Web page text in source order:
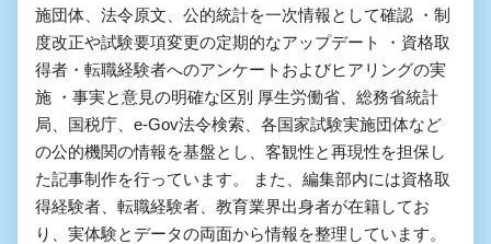
施団体、法令原文、公的統計を一次情報として確認 ・制
度改正や試験要項変更の定期的なアップデート ・資格取
得者・転職経験者へのアンケートおよびヒアリングの実
施 ・事実と意見の明確な区別 厚生労働省、総務省統計
局、国税庁、e-Gov法令検索、各国家試験実施団体など
の公的機関の情報を基盤とし、客観性と再現性を担保し
た記事制作を行っています。 また、編集部内には資格取
得経験者、転職経験者、教育業界出身者が在籍してお
り、実体験とデータの両面から情報を整理しています。